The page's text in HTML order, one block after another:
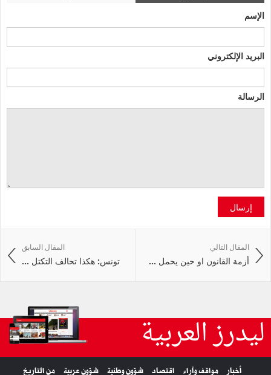
الإسم
البريد الإلكتروني
الرسالة
إرسال
المقال السابق
تونس: هكذا تحالف التكتل ...
المقال التالي
أزمة القانون او حين يحمل ...
ليدرز العربية
أخبار مواقف وآراء اقتصاد شؤون وطنية شؤون عربية من التاريخ